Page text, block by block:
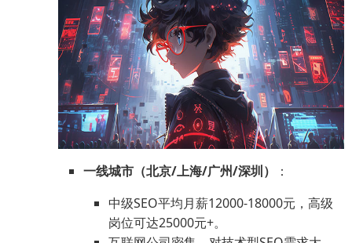
一线城市（北京/上海/广州/深圳）
：
中级SEO平均月薪12000-18000元，高级
岗位可达25000元+。